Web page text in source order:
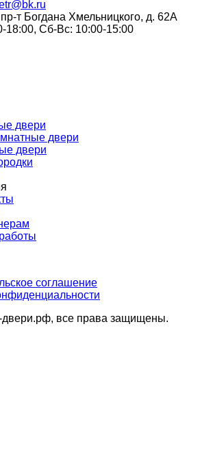
пр-т Богдана Хмельницкого, д. 62А
18:00, Сб-Вс: 10:00-15:00
двери
двери
двери
соглашение
все права защищены.